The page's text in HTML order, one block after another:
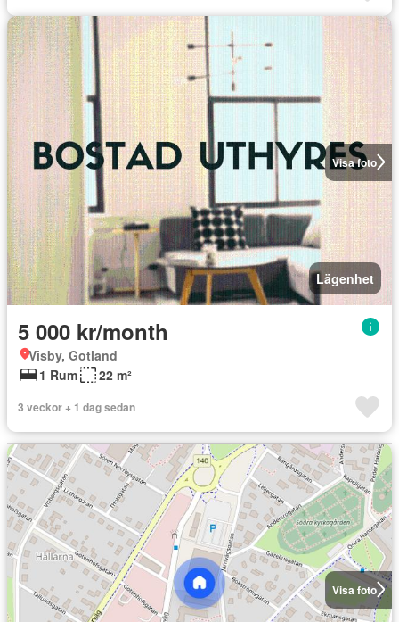
Visa foto
Lägenhet
5 000 kr/month
Visby, Gotland
1 Rum
22 m²
3 veckor + 1 dag sedan
Visa foto